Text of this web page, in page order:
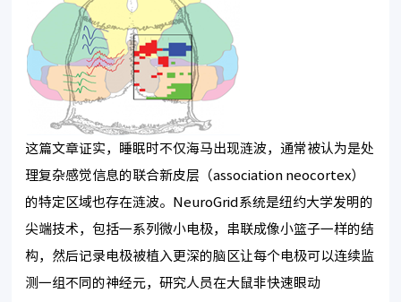
这篇文章证实，睡眠时不仅海马出现涟波，通常被认为是处
理复杂感觉信息的联合新皮层（association neocortex）
的特定区域也存在涟波。NeuroGrid系统是纽约大学发明的
尖端技术，包括一系列微小电极，串联成像小篮子一样的结
构，然后记录电极被植入更深的脑区让每个电极可以连续监
测一组不同的神经元，研究人员在大鼠非快速眼动